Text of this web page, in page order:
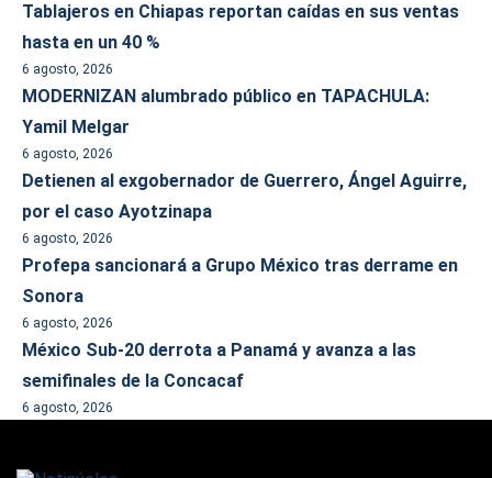
Tablajeros en Chiapas reportan caídas en sus ventas
hasta en un 40 %
6 agosto, 2026
MODERNIZAN alumbrado público en TAPACHULA:
Yamil Melgar
6 agosto, 2026
Detienen al exgobernador de Guerrero, Ángel Aguirre,
por el caso Ayotzinapa
6 agosto, 2026
Profepa sancionará a Grupo México tras derrame en
Sonora
6 agosto, 2026
México Sub-20 derrota a Panamá y avanza a las
semifinales de la Concacaf
6 agosto, 2026